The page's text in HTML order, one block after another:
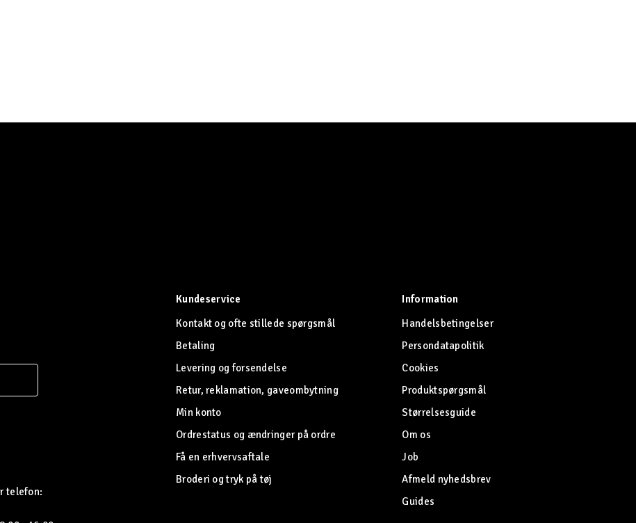
telefon:
Kundeservice
Kontakt og ofte stillede spørgsmål
Betaling
Levering og forsendelse
Retur, reklamation, gaveombytning
Min konto
Ordrestatus og ændringer på ordre
Få en erhvervsaftale
Broderi og tryk på tøj
Information
Handelsbetingelser
Persondatapolitik
Cookies
Produktspørgsmål
Størrelsesguide
Om os
Job
Afmeld nyhedsbrev
Guides